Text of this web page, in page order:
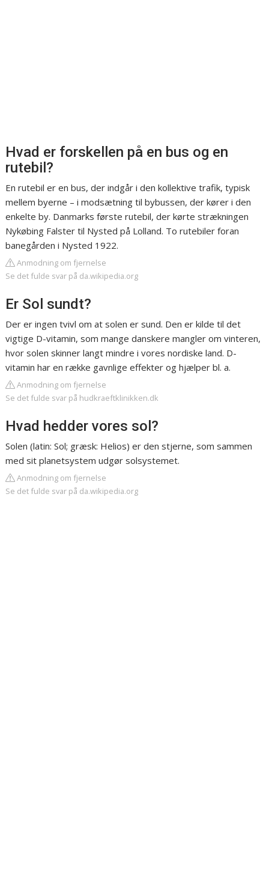
Hvad er forskellen på en bus og en
rutebil?
En rutebil er en bus, der indgår i den kollektive trafik, typisk
mellem byerne – i modsætning til bybussen, der kører i den
enkelte by. Danmarks første rutebil, der kørte strækningen
Nykøbing Falster til Nysted på Lolland. To rutebiler foran
banegården i Nysted 1922.
Anmodning om fjernelse
Se det fulde svar på da.wikipedia.org
Er Sol sundt?
Der er ingen tvivl om at solen er sund. Den er kilde til det
vigtige D-vitamin, som mange danskere mangler om vinteren,
hvor solen skinner langt mindre i vores nordiske land. D-
vitamin har en række gavnlige effekter og hjælper bl. a.
Anmodning om fjernelse
Se det fulde svar på hudkraeftklinikken.dk
Hvad hedder vores sol?
Solen (latin: Sol; græsk: Helios) er den stjerne, som sammen
med sit planetsystem udgør solsystemet.
Anmodning om fjernelse
Se det fulde svar på da.wikipedia.org